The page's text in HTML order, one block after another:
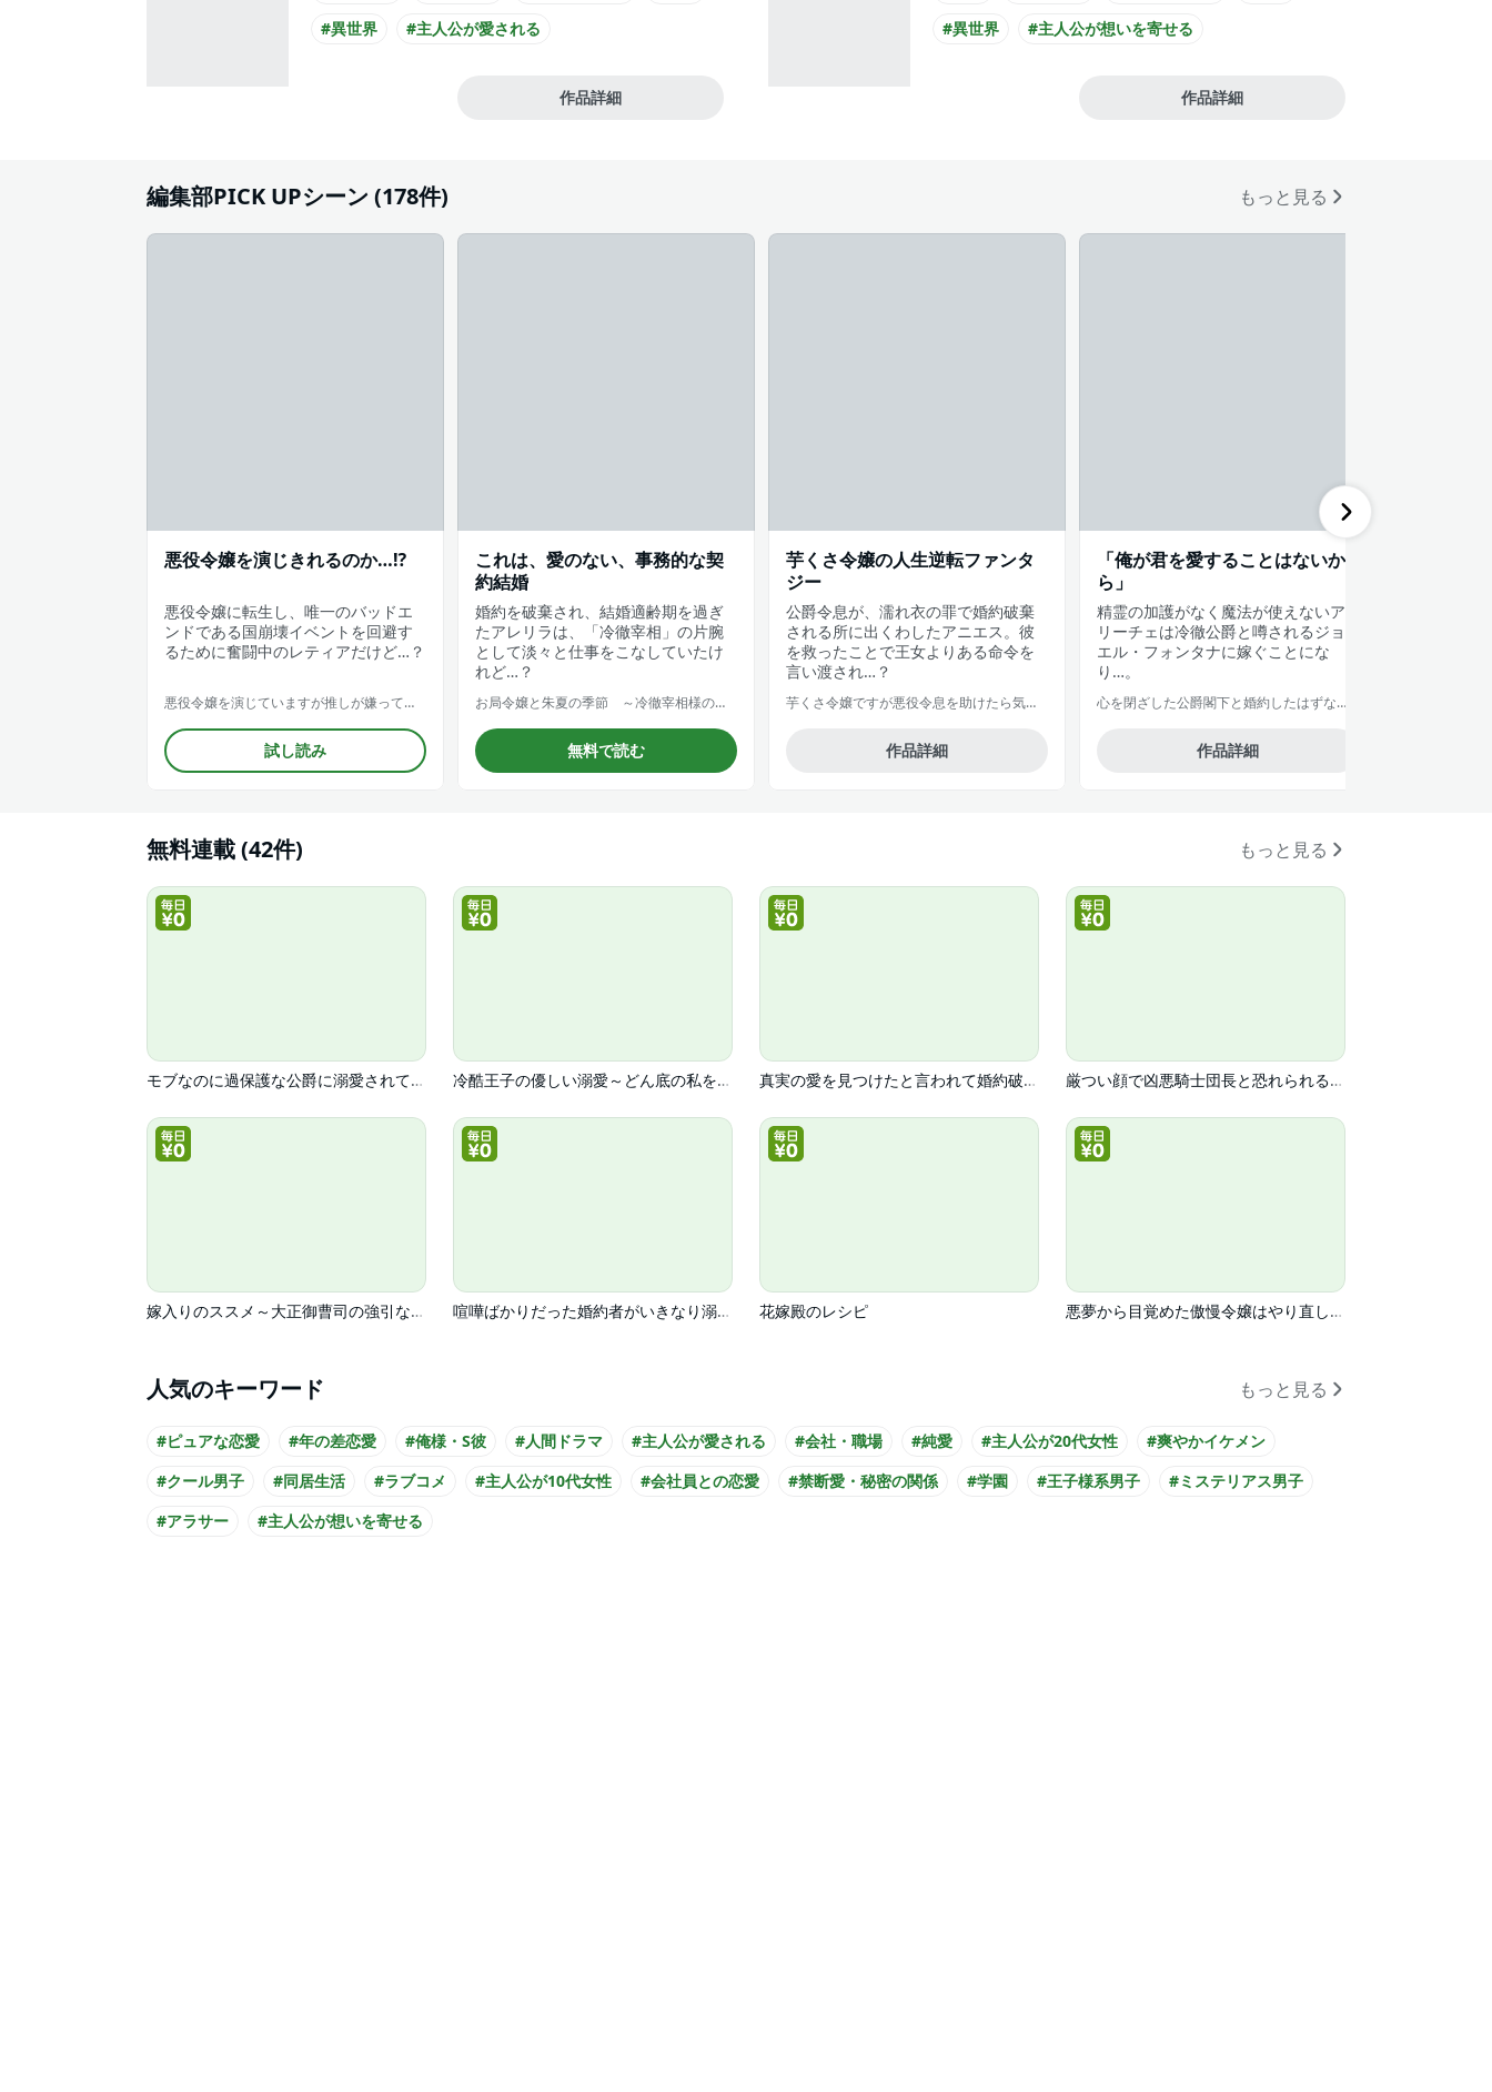
#異世界
#主人公が愛される
作品詳細
#異世界
#主人公が想いを寄せる
作品詳細
編集部PICK UPシーン (178件) もっと見る
悪役令嬢を演じきれるのか…⁉
悪役令嬢に転生し、唯一のバッドエ
ンドである国崩壊イベントを回避す
るために奮闘中のレティアだけど…？
悪役令嬢を演じていますが推しが嫌ってくれません【合冊版】
試し読み
これは、愛のない、事務的な契
約結婚
婚約を破棄され、結婚適齢期を過ぎ
たアレリラは、「冷徹宰相」の片腕
として淡々と仕事をこなしていたけ
れど…？
お局令嬢と朱夏の季節 ～冷徹宰相様のお飾りの妻になったはずが、溺愛されています～
無料で読む
芋くさ令嬢の人生逆転ファンタ
ジー
公爵令息が、濡れ衣の罪で婚約破棄
される所に出くわしたアニエス。彼
を救ったことで王女よりある命令を
言い渡され…？
芋くさ令嬢ですが悪役令息を助けたら気に入られました
作品詳細
「俺が君を愛することはないか
ら」
精霊の加護がなく魔法が使えないア
リーチェは冷徹公爵と噂されるジョ
エル・フォンタナに嫁ぐことにな
り…。
心を閉ざした公爵閣下と婚約したはずなのに、なぜか大切にされてしまってます！
作品詳細
無料連載 (42件) もっと見る
モブなのに過保護な公爵に溺愛されています【単行本版】 冷酷王子の優しい溺愛～どん底の私を拾ってくれたのは有名な御曹司でした～ 真実の愛を見つけたと言われて婚約破棄されたので、復縁を迫られても今さらもう遅いです！(コミック) 厳つい顔で凶悪騎士団長と恐れられる公爵様の最後の婚活相手は社交界の幻の花でした(コミック)
嫁入りのススメ～大正御曹司の強引な求婚～ 喧嘩ばかりだった婚約者がいきなり溺愛してきます 花嫁殿のレシピ 悪夢から目覚めた傲慢令嬢はやり直しを模索中(コミック)
人気のキーワード もっと見る
#ピュアな恋愛 #年の差恋愛 #俺様・S彼 #人間ドラマ #主人公が愛される #会社・職場 #純愛 #主人公が20代女性
#爽やかイケメン
#クール男子
#同居生活 #ラブコメ #主人公が10代女性 #会社員との恋愛 #禁断愛・秘密の関係 #学園 #王子様系男子
#ミステリアス男子
#アラサー
#主人公が想いを寄せる